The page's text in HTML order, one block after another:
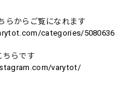
らからご覧になれます
categories/5080636
らです
varytot/